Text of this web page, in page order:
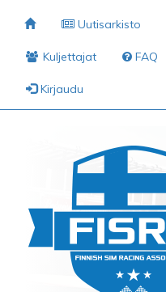
Uutisarkisto
Kuljettajat FAQ
Kirjaudu